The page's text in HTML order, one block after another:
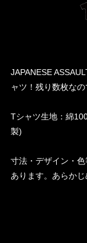
JAPANESE
ャツ！残り数枚な
Tシャツ生地：綿
製)
寸法・デザイン・
あります。あらかじ